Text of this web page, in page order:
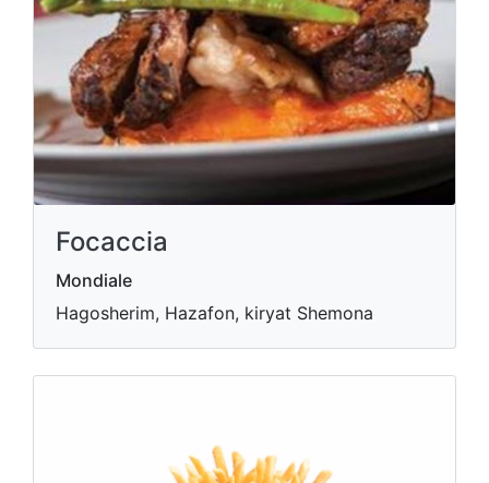
Focaccia
Mondiale
Hagosherim, Hazafon, kiryat Shemona